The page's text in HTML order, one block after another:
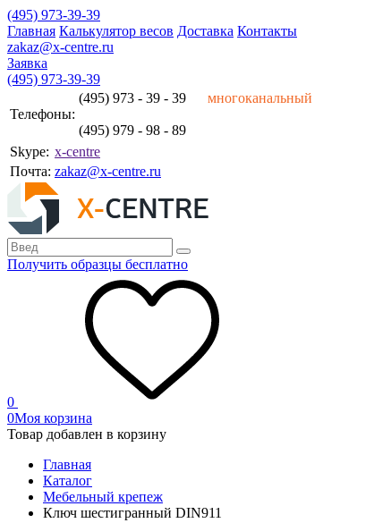
(495) 973-39-39
Главная Калькулятор весов Доставка Контакты
zakaz@x-centre.ru
Заявка
(495) 973-39-39
Телефоны:
(495) 973 - 39 - 39 многоканальный
(495) 979 - 98 - 89
Skype: x-centre
Почта: zakaz@x-centre.ru
Получить образцы бесплатно
0
0Моя корзина
Товар добавлен в корзину
Главная
Каталог
Мебельный крепеж
Ключ шестигранный DIN911